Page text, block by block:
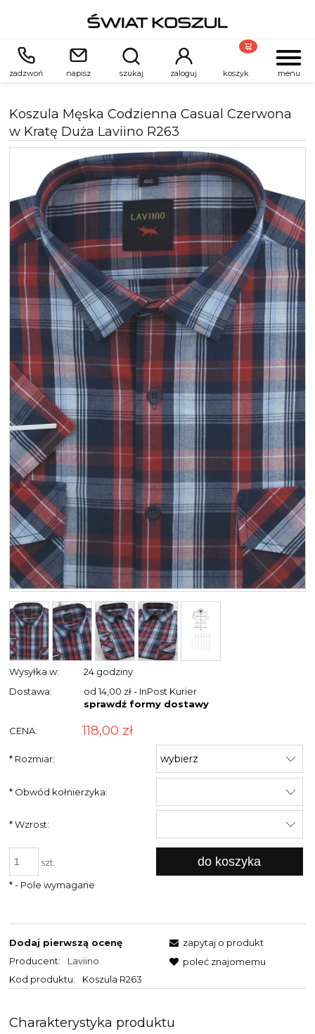
menu
zadzwoń napisz szukaj zaloguj koszyk
Koszula Męska Codzienna Casual Czerwona
w Kratę Duża Laviino R263
Wysyłka w:
24 godziny
Dostawa:
od 14,00 zł - InPost Kurier
sprawdź formy dostawy
CENA: 118,00 zł
* Rozmiar:
* Obwód kołnierzyka:
*Wzrost:
szt. do koszyka
*- Pole wymagane
Dodaj pierwszą ocenę
Producent:
Laviino
Kod produktu:
Koszula R263
zapytaj o produkt
poleć znajomemu
Charakterystyka produktu